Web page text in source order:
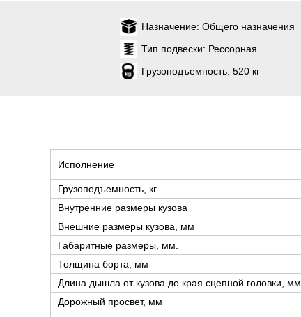
Назначение: Общего назначения
Тип подвески: Рессорная
Грузоподъемность: 520 кг
Исполнение
Грузоподъемность, кг
Внутренние размеры кузова
Внешние размеры кузова, мм
Габаритные размеры, мм.
Толщина борта, мм
Длина дышла от кузова до края сцепной головки, мм
Дорожный просвет, мм